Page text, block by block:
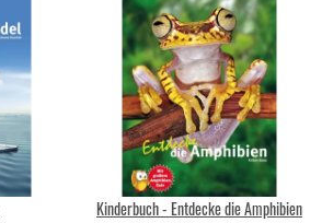
Kinderbuch - Entdecke die Amphibien